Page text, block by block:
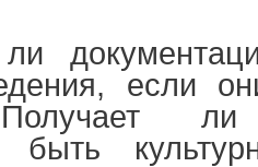
ли
если
Получает
быть